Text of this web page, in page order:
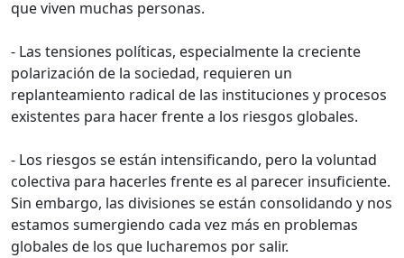
que viven muchas personas.
- Las tensiones políticas, especialmente la creciente
polarización de la sociedad, requieren un
replanteamiento radical de las instituciones y procesos
existentes para hacer frente a los riesgos globales.
- Los riesgos se están intensificando, pero la voluntad
colectiva para hacerles frente es al parecer insuficiente.
Sin embargo, las divisiones se están consolidando y nos
estamos sumergiendo cada vez más en problemas
globales de los que lucharemos por salir.